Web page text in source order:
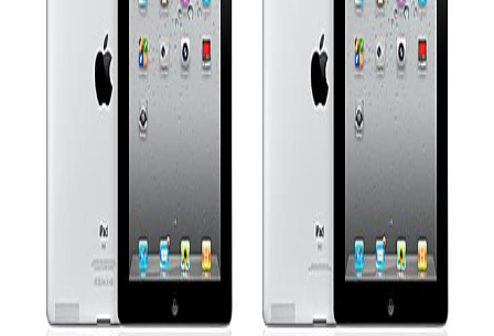
ad